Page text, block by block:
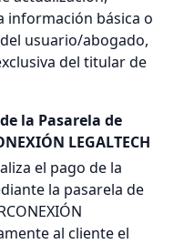
información básica o
usuario/abogado,
del titular de
la Pasarela de
LEGALTECH
el pago de la
la pasarela de
al cliente el